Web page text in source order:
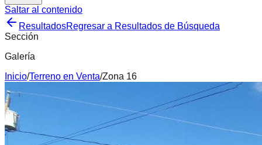
Saltar al contenido
ResultadosRegresar a Resultados de Búsqueda
Sección
Galería
Inicio/Terreno en Venta/Zona 16